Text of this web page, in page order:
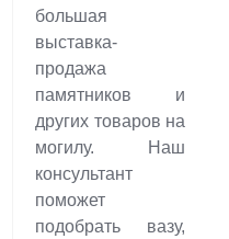
большая
выставка-
продажа
памятников и
других товаров на
могилу. Наш
консультант
поможет
подобрать вазу,